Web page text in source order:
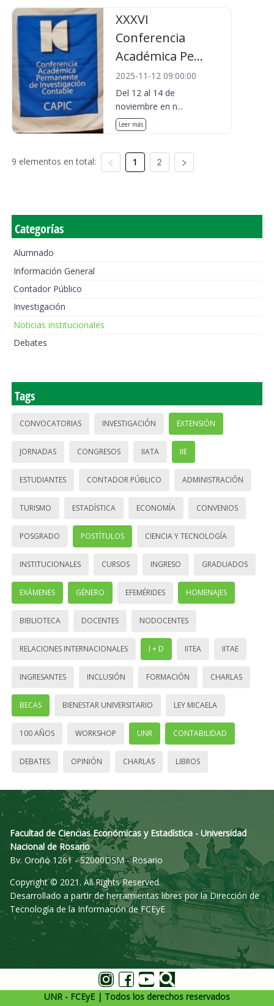
XXXVI
Conferencia
Académica Pe...
2025-11-12 09:00:00
Del 12 al 14 de
noviembre en n...
Leer más
9 elementos en total: 1 2
Categorías
Alumnado
Información General
Contador Público
Investigación
Noticias institucionales
Debates
Tags
CONVOCATORIAS INVESTIGACIÓN EXTENSIÓN
JORNADAS CONGRESOS IIATA IIE
ESTUDIANTES CONTADOR PÚBLICO ADMINISTRACIÓN
TURISMO ESTADÍSTICA ECONOMÍA CONVENIOS
POSGRADO POSTÍTULOS CIENCIA Y TECNOLOGÍA
INSTITUCIONALES CURSOS INGRESO GRADUADOS
EXÁMENES GÉNERO EFEMÉRIDES HOMENAJES
BIBLIOTECA DOCENTES NODOCENTES
RELACIONES INTERNACIONALES I + D IITEA IITAE
INGRESANTES INCLUSIÓN FORMACIÓN CHARLAS
BECAS BIENESTAR UNIVERSITARIO LEY MICAELA
100 AÑOS WORKSHOP UNR CONTABILIDAD
DEBATES OPINIÓN CHARLAS LIBROS
Facultad de Ciencias Económicas y Estadística - Universidad
Nacional de Rosario
Bv. Oroño 1261 - S2000DSM - Rosario
Copyright © 2021. All Rights Reserved.
Desarrollado a partir de herramientas libres por la Dirección de
Tecnología de la Información de FCEyE
UNR - FCEyE | Todos los derechos reservados